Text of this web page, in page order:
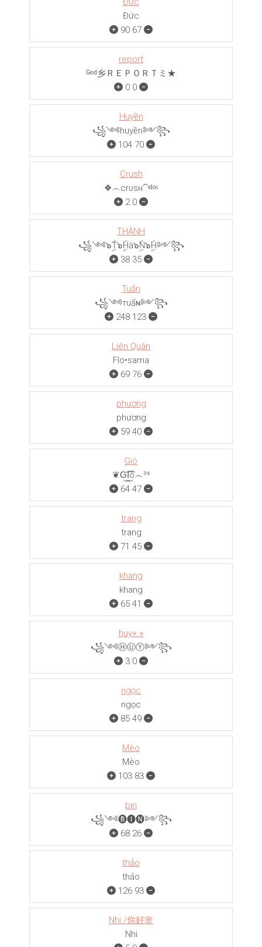
Đức
90 67
report
ᴳᵒᵈ乡ＲＥＰＯＲＴミ★
0 0
Huyền
꧁༺huyền༻꧂
104 70
Crush
❖︵crυѕн⁀ᶦᵈᵒᶫ
2 0
THÀNH
꧁༺๖ۣۜT๖ۣۜHà๖ۣۜN๖ۣۜH༻꧂
38 35
Tuấn
꧁༺тuấɴ༻꧂
248 123
Liên Quân
Flo•sama
69 76
phương
phương
59 40
Gió
❦G͜͡I͜͡ó︵³⁶
64 47
trang
trang
71 45
khang
khang
65 41
huy×.×
꧁༺ⒽⓊⓎ༻꧂
3 0
ngọc
ngọc
85 49
Mèo
Mèo
103 83
bin
꧁༺🅑🅘🅝༻꧂
68 26
thảo
thảo
126 93
Nhi /你好🌸
Nhi